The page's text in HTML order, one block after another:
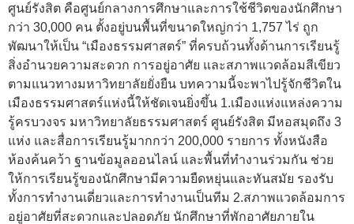
ศูนย์รังสิต คือศูนย์กลางการศึกษาและการใช้ชีวิตของนักศึกษา
กว่า 30,000 คน ตั้งอยู่บนพื้นที่ขนาดใหญ่กว่า 1,757 ไร่ ถูก
พัฒนาให้เป็น “เมืองธรรมศาสตร์” ที่ครบถ้วนทั้งด้านการเรียนรู้
สิ่งอำนวยความสะดวก การอยู่อาศัย และสภาพแวดล้อมสีเขียว
ตามแนวทางมหาวิทยาลัยยั่งยืน บทความนี้จะพาไปรู้จักชีวิตใน
เมืองธรรมศาสตร์แห่งนี้ให้ชัดเจนยิ่งขึ้น 1.เมืองแห่งแหล่งความ
รู้ครบวงจร มหาวิทยาลัยธรรมศาสตร์ ศูนย์รังสิต มีหอสมุดถึง 3
แห่ง และสื่อการเรียนรู้มากกว่า 200,000 รายการ ทั้งหนังสือ
ห้องค้นคว้า ฐานข้อมูลออนไลน์ และพื้นที่ทำงานร่วมกัน ช่วย
ให้การเรียนรู้ของนักศึกษามีความยืดหยุ่นและทันสมัย รองรับ
ทั้งการทำงานเดี่ยวและการทำงานเป็นทีม 2.สภาพแวดล้อมการ
อยู่อาศัยที่สะดวกและปลอดภัย นักศึกษาที่พักอาศัยภายใน